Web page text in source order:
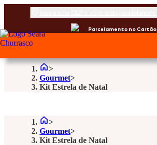
Parcelamento no Cartão
Gourmet
Kit Estrela de Natal
Gourmet
Kit Estrela de Natal